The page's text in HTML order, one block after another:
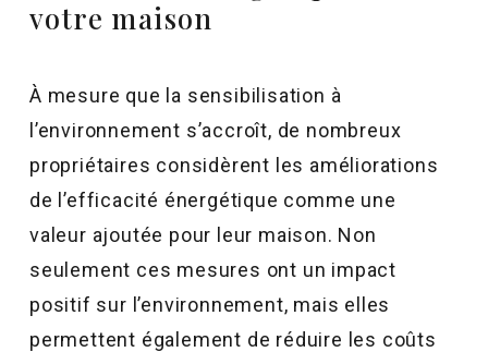
votre maison
À mesure que la sensibilisation à
l’environnement s’accroît, de nombreux
propriétaires considèrent les améliorations
de l’efficacité énergétique comme une
valeur ajoutée pour leur maison. Non
seulement ces mesures ont un impact
positif sur l’environnement, mais elles
permettent également de réduire les coûts